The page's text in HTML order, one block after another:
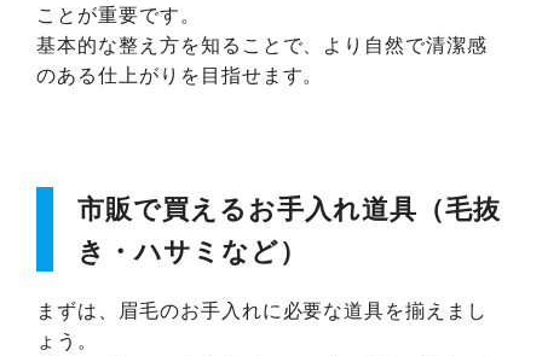
ことが重要です。
基本的な整え方を知ることで、より自然で清潔感
のある仕上がりを目指せます。
市販で買えるお手入れ道具（毛抜
き・ハサミなど）
まずは、眉毛のお手入れに必要な道具を揃えまし
ょう。